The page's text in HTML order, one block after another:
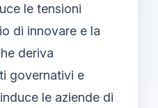
le tensioni
di innovare e la
deriva
governativi e
le aziende di